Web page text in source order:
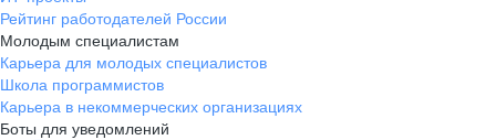
Рейтинг работодателей России
Молодым специалистам
Карьера для молодых специалистов
Школа программистов
Карьера в некоммерческих организациях
Боты для уведомлений